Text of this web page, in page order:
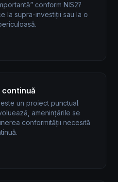
conform NIS2?
la supra-investiții sau la o
un proiect punctual.
amenințările se
conformității necesită